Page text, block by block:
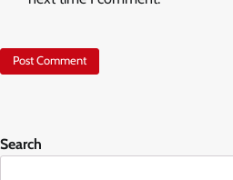
Search